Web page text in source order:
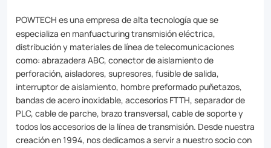
POWTECH es una empresa de alta tecnología que se
especializa en manfuacturing transmisión eléctrica,
distribución y materiales de línea de telecomunicaciones
como: abrazadera ABC, conector de aislamiento de
perforación, aisladores, supresores, fusible de salida,
interruptor de aislamiento, hombre preformado puñetazos,
bandas de acero inoxidable, accesorios FTTH, separador de
PLC, cable de parche, brazo transversal, cable de soporte y
todos los accesorios de la línea de transmisión. Desde nuestra
creación en 1994, nos dedicamos a servir a nuestro socio con